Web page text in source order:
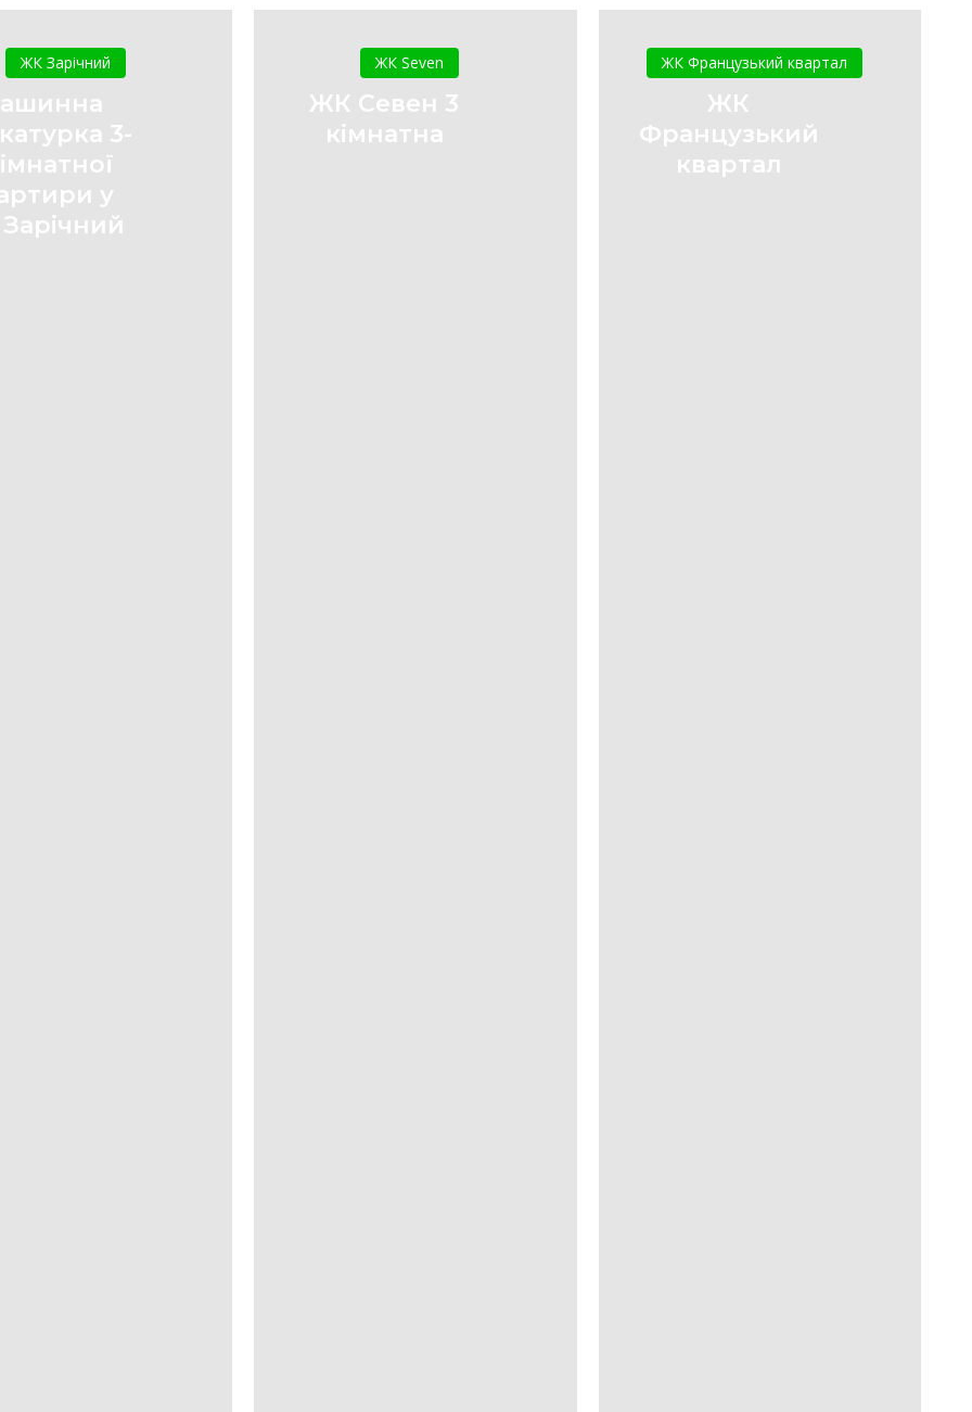
штукатурка
3-
х
кімнатної
квартири
у
ЖК
ЖК Зарічний
3-
у
Севен
3
кімнатна
ЖК Seven
ЖК Севен 3
кімнатна
Французький
квартал
ЖК Французький квартал
ЖК
Французький
квартал